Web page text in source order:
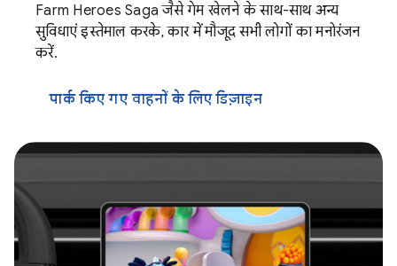
Farm Heroes Saga जैसे गेम खेलने के साथ-साथ अन्य
सुविधाएं इस्तेमाल करके, कार में मौजूद सभी लोगों का मनोरंजन
करें.
पार्क किए गए वाहनों के लिए डिज़ाइन